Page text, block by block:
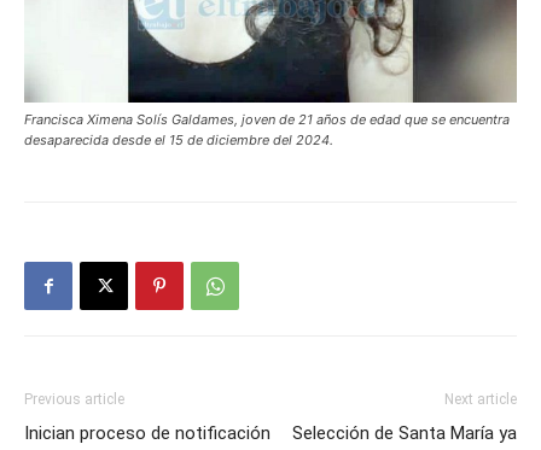
Francisca Ximena Solís Galdames, joven de 21 años de edad que se encuentra
desaparecida desde el 15 de diciembre del 2024.
Previous article
Inician proceso de notificación
Next article
Selección de Santa María ya